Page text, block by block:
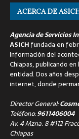
ACERCA DE
Agencia de Servicios
ASICH fundada en
información del
Chiapas, publicando
entidad. Dos años
internet, donde
Director General:
Teléfono:9611406004
Av. 4 Mzna. 8 #112
Chiapas